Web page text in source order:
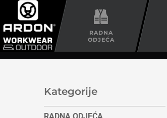
RADNA
ODJEĆA
Kategorije